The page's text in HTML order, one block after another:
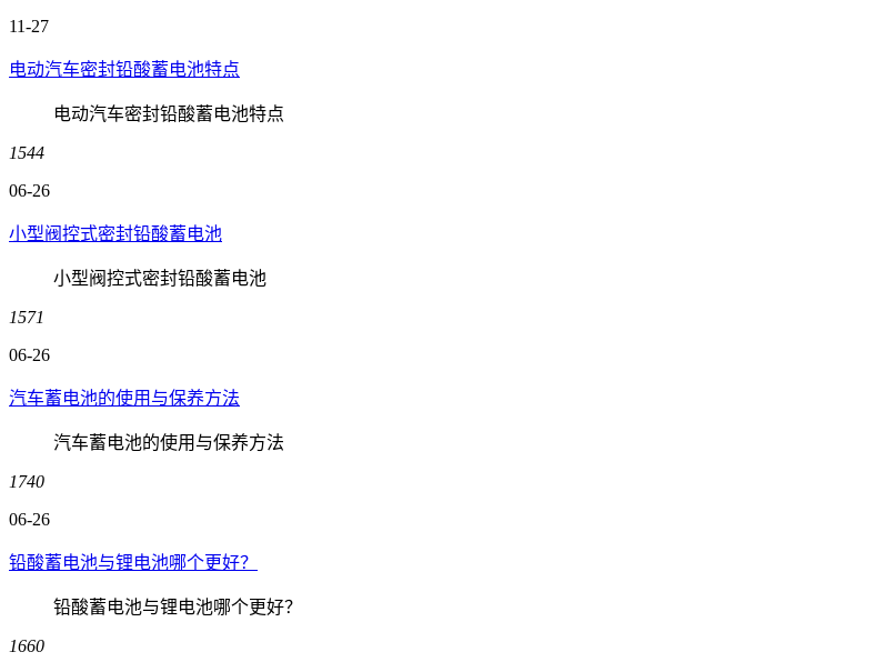
11-27
电动汽车密封铅酸蓄电池特点
电动汽车密封铅酸蓄电池特点
1544
06-26
小型阀控式密封铅酸蓄电池
小型阀控式密封铅酸蓄电池
1571
06-26
汽车蓄电池的使用与保养方法
汽车蓄电池的使用与保养方法
1740
06-26
铅酸蓄电池与锂电池哪个更好？
铅酸蓄电池与锂电池哪个更好？
1660